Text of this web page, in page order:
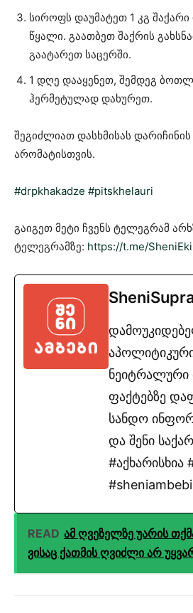
სიროფს დაუმატეთ 1 კგ
წყალი. გაათბეთ შაქრის
გაატარეთ საცერში.
1 დღე დააყენეთ, შემდეგ
ჰერმეტულად დახურეთ.
შეგიძლიათ დასხმისას
არომატისთვის.
#drpkhakadze #pitskhelauri
გაიგეთ მეტი ჩვენს ტელეგრამ
ტელეგრამზე: https://t.me/
ნეიტრალური
ფაქტებზე
სანდო
და შენი
#აქხარისხია
#sheniambebi
READ ამ ღვეზელზე უარის
ვისაც ქათმის ღვიძლი არ